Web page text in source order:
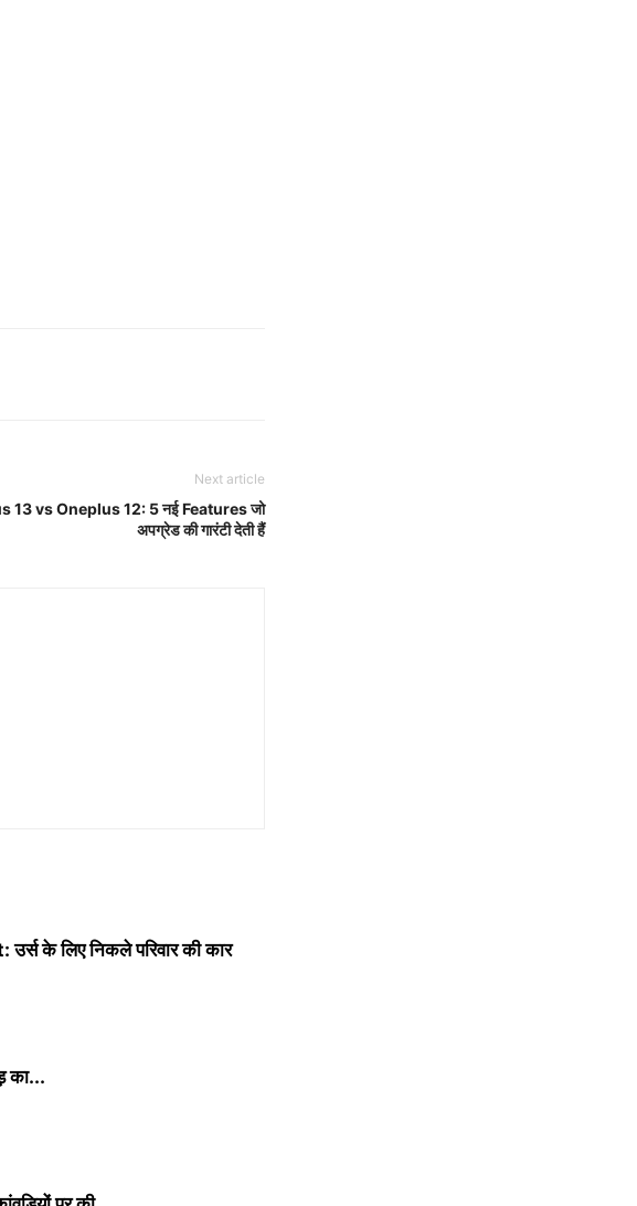
Next article
13 vs Oneplus 12: 5 नई Features जो
अपग्रेड की गारंटी देती हैं
के लिए निकले परिवार की कार
का...